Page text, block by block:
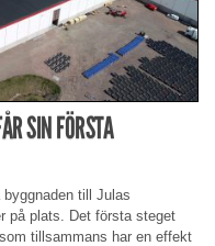
SIN FÖRSTA
till Julas
på plats. Det första steget
tillsammans har en effekt